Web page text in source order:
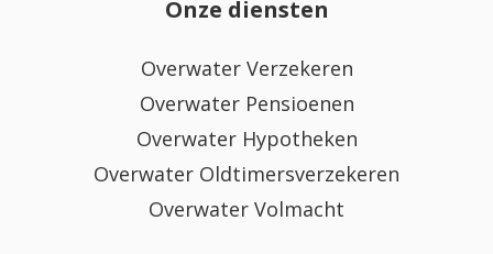
Onze diensten
Overwater Verzekeren
Overwater Pensioenen
Overwater Hypotheken
Overwater Oldtimersverzekeren
Overwater Volmacht